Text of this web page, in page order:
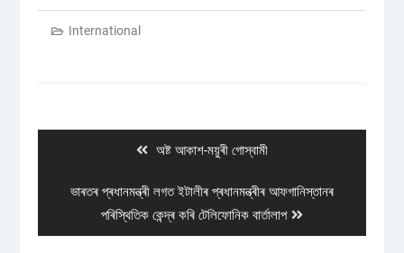
International
Previous
অষ্ট আকাশ-ময়ুৰী গোস্বামী
Next
ভাৰতৰ প্ৰধানমন্ত্ৰী লগত ইটালীৰ প্ৰধানমন্ত্ৰীৰ আফগানিস্তানৰ
পৰিস্থিতিক কেন্দ্ৰ কৰি টেলিফোনিক বাৰ্তালাপ